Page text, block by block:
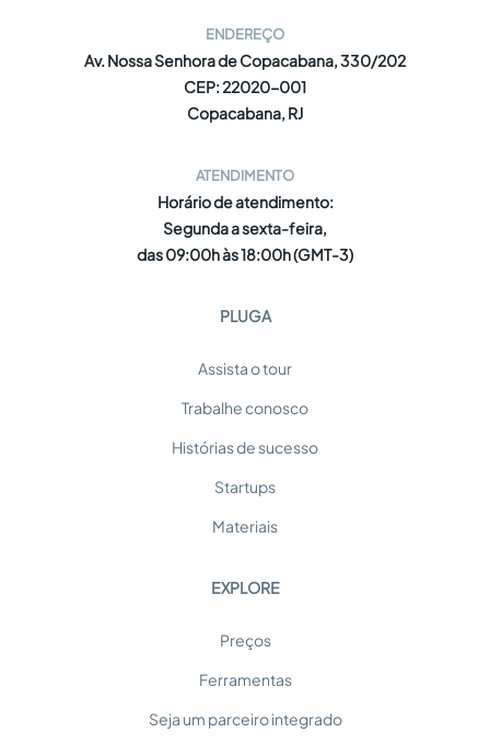
ENDEREÇO
Av. Nossa Senhora de Copacabana, 330/202
CEP: 22020-001
Copacabana, RJ
ATENDIMENTO
Horário de atendimento:
Segunda a sexta-feira,
das 09:00h às 18:00h (GMT-3)
PLUGA
Assista o tour
Trabalhe conosco
Histórias de sucesso
Startups
Materiais
EXPLORE
Preços
Ferramentas
Seja um parceiro integrado